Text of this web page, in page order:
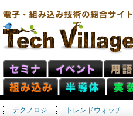
テクノロジ トレンドウォッチ